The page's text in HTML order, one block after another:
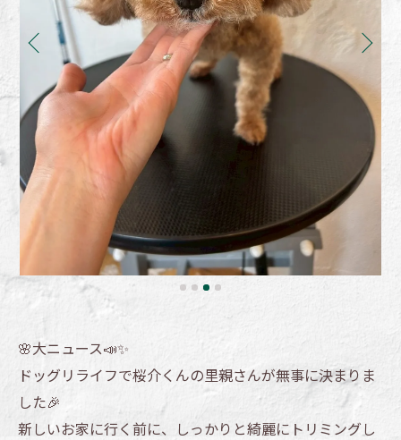
🌸大ニュース📣✨
ドッグリライフで桜介くんの里親さんが無事に決まりま
した🎉
新しいお家に行く前に、しっかりと綺麗にトリミングし